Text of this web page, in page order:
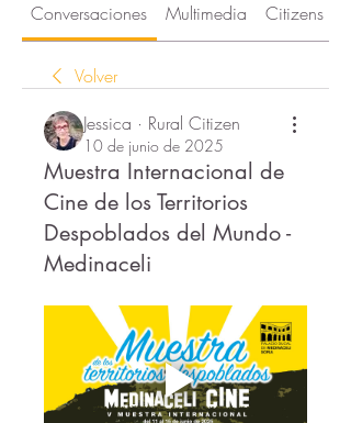
Conversaciones Multimedia Citizens
Volver
Jessica · Rural Citizen
10 de junio de 2025
Muestra Internacional de
Cine de los Territorios
Despoblados del Mundo -
Medinaceli